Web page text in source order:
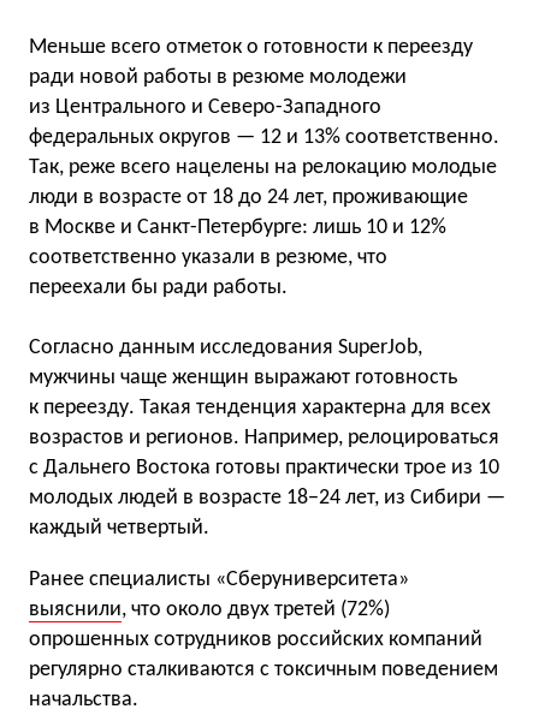
Меньше всего отметок о готовности к переезду
ради новой работы в резюме молодежи
из Центрального и Северо-Западного
федеральных округов — 12 и 13% соответственно.
Так, реже всего нацелены на релокацию молодые
люди в возрасте от 18 до 24 лет, проживающие
в Москве и Санкт-Петербурге: лишь 10 и 12%
соответственно указали в резюме, что
переехали бы ради работы.
Согласно данным исследования SuperJob,
мужчины чаще женщин выражают готовность
к переезду. Такая тенденция характерна для всех
возрастов и регионов. Например, релоцироваться
с Дальнего Востока готовы практически трое из 10
молодых людей в возрасте 18−24 лет, из Сибири —
каждый четвертый.
Ранее специалисты «Сберуниверситета»
выяснили, что около двух третей (72%)
опрошенных сотрудников российских компаний
регулярно сталкиваются с токсичным поведением
начальства.